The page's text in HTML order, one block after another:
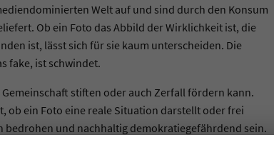
Welt auf und sind durch den Konsum
Ob ein Foto das Abbild der Wirklichkeit ist, die
ist, lässt sich für sie kaum unterscheiden. Die
fake, ist schwindet.
stiften oder auch Zerfall fördern kann.
ob ein Foto eine reale Situation darstellt oder frei
bedrohen und nachhaltig demokratiegefährdend sein.
Schlüsselkompetenz, um kritisch, reflektiert und